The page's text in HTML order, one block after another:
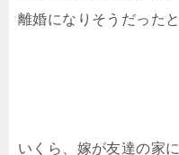
離婚になりそうだった
いくら、嫁が友達の家